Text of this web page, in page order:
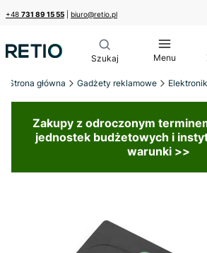
+48 731 89 15 55 biuro@retio.pl
Menu
Strona główna Gadżety reklamowe
Zakupy z odroczonym
jednostek budżetowych i
warunki >>